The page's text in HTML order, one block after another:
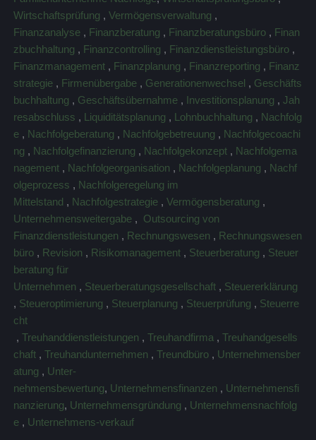
Wirtschaftsprüfung ,Vermögensverwaltung ,
Finanzanalyse , Finanzberatung , Finanzberatungsbüro , Finan
zbuchhaltung , Finanzcontrolling , Finanzdienstleistungsbüro ,
Finanzmanagement , Finanzplanung , Finanzreporting , Finanz
strategie , Firmenübergabe , Generationenwechsel , Geschäfts
buchhaltung , Geschäftsübernahme , Investitionsplanung ,Jah
resabschluss , Liquiditätsplanung , Lohnbuchhaltung , Nachfolg
e , Nachfolgeberatung , Nachfolgebetreuung , Nachfolgecoachi
ng , Nachfolgefinanzierung , Nachfolgekonzept , Nachfolgema
nagement , Nachfolgeorganisation , Nachfolgeplanung , Nachf
olgeprozess , Nachfolgeregelung im
Mittelstand , Nachfolgestrategie ,Vermögensberatung ,
Unternehmensweitergabe , Outsourcing von
Finanzdienstleistungen , Rechnungswesen , Rechnungswesen
büro , Revision , Risikomanagement , Steuerberatung , Steuer
beratung für
Unternehmen , Steuerberatungsgesellschaft , Steuererklärung
, Steueroptimierung , Steuerplanung , Steuerprüfung , Steuerre
cht
,Treuhanddienstleistungen ,Treuhandfirma ,Treuhandgesells
chaft ,Treuhandunternehmen ,Treundbüro , Unternehmensber
atung , Unter-
nehmensbewertung, Unternehmensfinanzen , Unternehmensfi
nanzierung, Unternehmensgründung , Unternehmensnachfolg
e , Unternehmens-verkauf